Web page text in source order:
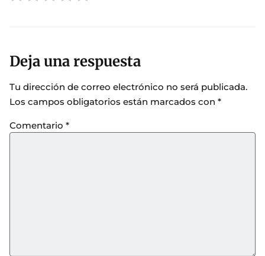
Deja una respuesta
Tu dirección de correo electrónico no será publicada.
Los campos obligatorios están marcados con *
Comentario *